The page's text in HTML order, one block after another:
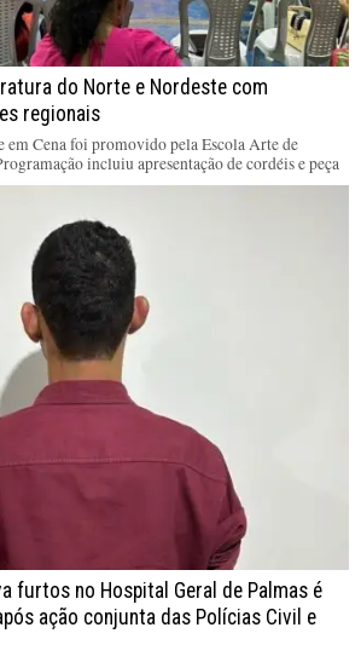
do Norte e Nordeste com
regionais
Cena foi promovido pela Escola Arte de
incluiu apresentação de cordéis e peça
furtos no Hospital Geral de Palmas é
ação conjunta das Polícias Civil e